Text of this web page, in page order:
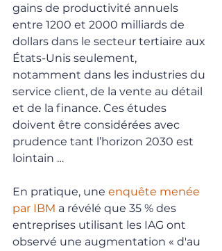
gains de productivité annuels
entre 1200 et 2000 milliards de
dollars dans le secteur tertiaire aux
États-Unis seulement,
notamment dans les industries du
service client, de la vente au détail
et de la finance. Ces études
doivent être considérées avec
prudence tant l’horizon 2030 est
lointain …
En pratique, une enquête menée
par IBM a révélé que 35 % des
entreprises utilisant les IAG ont
observé une augmentation « d'au